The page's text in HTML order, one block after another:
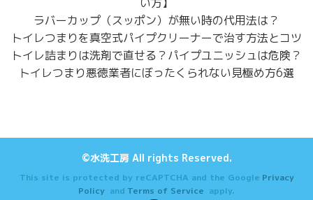
ラバーカップ（スッポン）が無い時の代用法は？
トイレつまりを真空式パイプクリーナーで治す方法とコツ
トイレ詰まりは洗剤で直せる？パイプユニッシュは危険？
トイレつまり悪徳業者にぼったくられない見極め方6選
©水洗工房 All rights Reserved.
This site is protected by reCAPTCHA and the Google Privacy
Policy and Terms of Service apply.